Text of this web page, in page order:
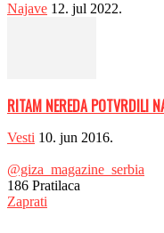
Najave 12. jul 2022.
RITAM NEREDA POTVRDILI
Vesti 10. jun 2016.
@giza_magazine_serbia
186 Pratilaca
Zaprati